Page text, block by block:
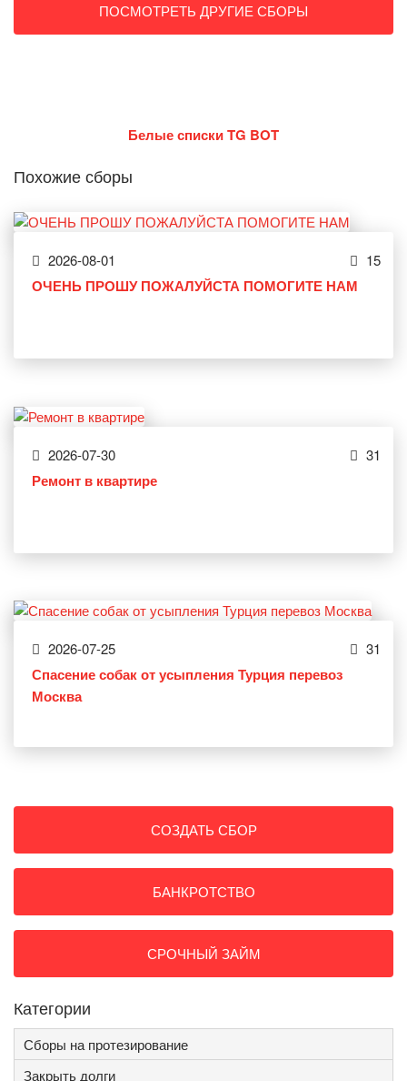
ПОСМОТРЕТЬ ДРУГИЕ СБОРЫ
Белые списки TG BOT
Похожие сборы
2026-08-01 15
ОЧЕНЬ ПРОШУ ПОЖАЛУЙСТА ПОМОГИТЕ НАМ
2026-07-30 31
Ремонт в квартире
2026-07-25 31
Спасение собак от усыпления Турция перевоз
Москва
СОЗДАТЬ СБОР
БАНКРОТСТВО
СРОЧНЫЙ ЗАЙМ
Категории
Сборы на протезирование
Закрыть долги